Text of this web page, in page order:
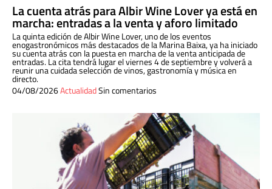
La cuenta atrás para Albir Wine Lover ya está en
marcha: entradas a la venta y aforo limitado
La quinta edición de Albir Wine Lover, uno de los eventos
enogastronómicos más destacados de la Marina Baixa, ya ha iniciado
su cuenta atrás con la puesta en marcha de la venta anticipada de
entradas. La cita tendrá lugar el viernes 4 de septiembre y volverá a
reunir una cuidada selección de vinos, gastronomía y música en
directo.
04/08/2026ActualidadSin comentarios